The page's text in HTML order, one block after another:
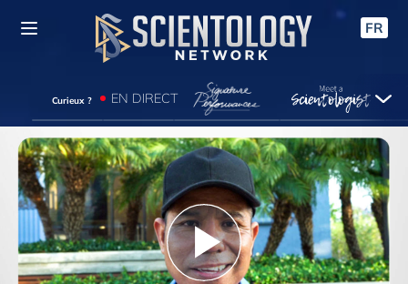
FR
Curieux ? EN DIRECT
Play